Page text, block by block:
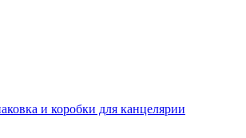
и коробки для канцелярии